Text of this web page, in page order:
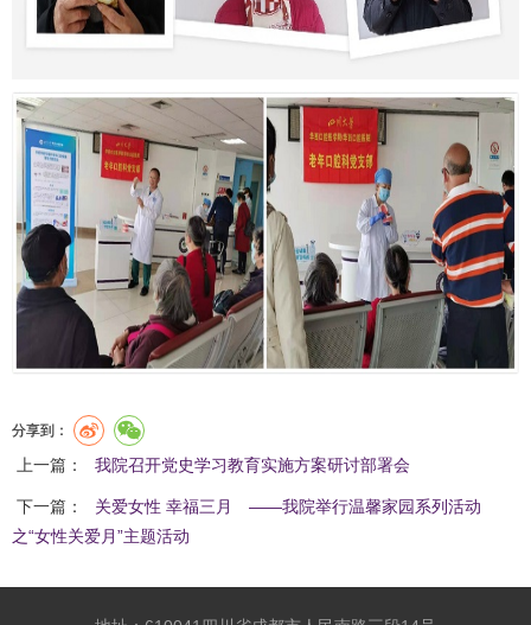
分享到：
上一篇： 我院召开党史学习教育实施方案研讨部署会
下一篇：
关爱女性 幸福三月 ——我院举行温馨家园系列活动
之“女性关爱月”主题活动